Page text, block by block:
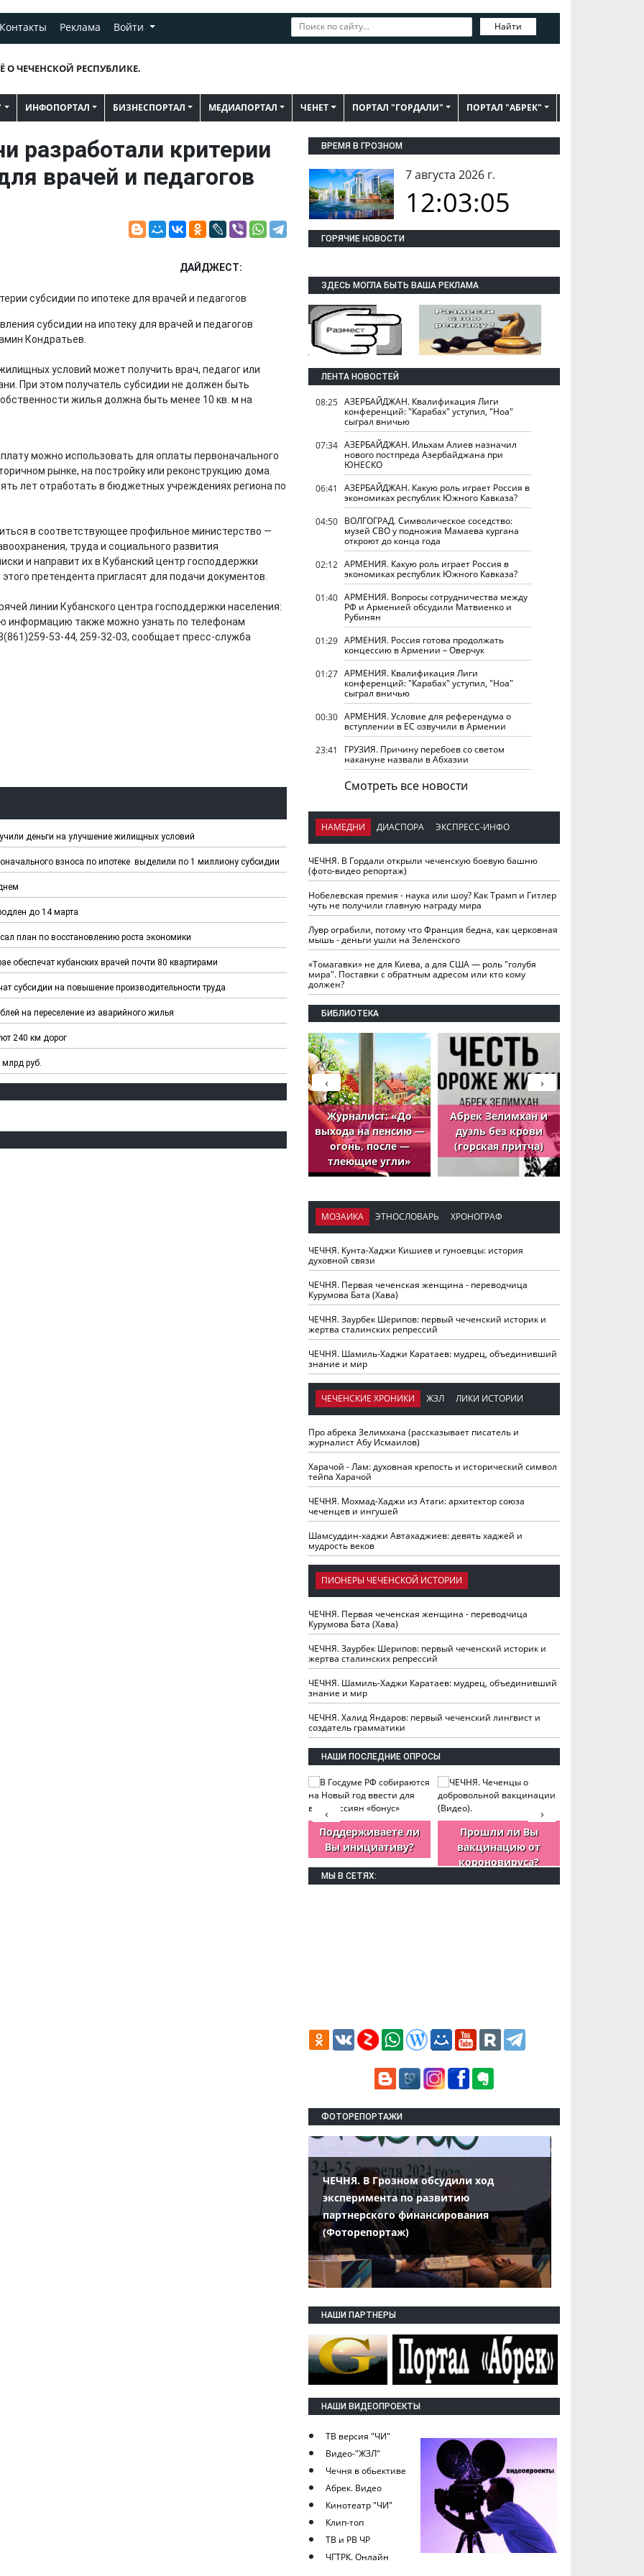
Контакты Реклама Войти Найти
О ЧЕЧЕНСКОЙ РЕСПУБЛИКЕ.
ИНФОПОРТАЛ БИЗНЕСПОРТАЛ МЕДИАПОРТАЛ ЧЕНЕТ ПОРТАЛ "ГОРДАЛИ" ПОРТАЛ "АБРЕК"
разработали критерии
врачей и педагогов
ДАЙДЖЕСТ:
субсидии на ипотеку для врачей и педагогов
Кондратьев.
условий может получить врач, педагог или
При этом получатель субсидии не должен быть
жилья должна быть менее 10 кв. м на
можно использовать для оплаты первоначального
рынке, на постройку или реконструкцию дома.
лет отработать в бюджетных учреждениях региона по
в соответствующее профильное министерство —
труда и социального развития
и направит их в Кубанский центр господдержки
претендента пригласят для подачи документов.
линии Кубанского центра господдержки населения:
информацию также можно узнать по телефонам
53-44, 259-32-03, сообщает пресс-служба
деньги на улучшение жилищных условий
взноса по ипотеке выделили по 1 миллиону субсидии
до 14 марта
план по восстановлению роста экономики
обеспечат кубанских врачей почти 80 квартирами
субсидии на повышение производительности труда
на переселение из аварийного жилья
240 км дорог
млрд руб.
ВРЕМЯ В ГРОЗНОМ
7 августа 2026 г.
12:03:06
ГОРЯЧИЕ НОВОСТИ
ЗДЕСЬ МОГЛА БЫТЬ ВАША РЕКЛАМА
ЛЕНТА НОВОСТЕЙ
08:25 АЗЕРБАЙДЖАН. Квалификация Лиги
конференций: "Карабах" уступил, "Ноа"
сыграл вничью
07:34 АЗЕРБАЙДЖАН. Ильхам Алиев назначил
нового постпреда Азербайджана при
ЮНЕСКО
06:41
АЗЕРБАЙДЖАН. Какую роль играет Россия в
экономиках республик Южного Кавказа?
04:50 ВОЛГОГРАД. Символическое соседство:
музей СВО у подножия Мамаева кургана
откроют до конца года
02:12 АРМЕНИЯ. Какую роль играет Россия в
экономиках республик Южного Кавказа?
01:40 АРМЕНИЯ. Вопросы сотрудничества между
РФ и Арменией обсудили Матвиенко и
Рубинян
01:29 АРМЕНИЯ. Россия готова продолжать
концессию в Армении – Оверчук
01:27 АРМЕНИЯ. Квалификация Лиги
конференций: "Карабах" уступил, "Ноа"
сыграл вничью
00:30 АРМЕНИЯ. Условие для референдума о
вступлении в ЕС озвучили в Армении
23:41
ГРУЗИЯ. Причину перебоев со светом
накануне назвали в Абхазии
Смотреть все новости
НАМЕДНИ ДИАСПОРА ЭКСПРЕСС-ИНФО
ЧЕЧНЯ. В Гордали открыли чеченскую боевую башню
(фото-видео репортаж)
Нобелевская премия - наука или шоу? Как Трамп и Гитлер
чуть не получили главную награду мира
Лувр ограбили, потому что Франция бедна, как церковная
мышь - деньги ушли на Зеленского
«Томагавки» не для Киева, а для США — роль "голубя
мира". Поставки с обратным адресом или кто кому
должен?
БИБЛИОТЕКА
илли
мурд - обарг Вара
Журналист: «До
выхода на пенсию —
огонь, после —
тлеющие угли»
Абрек Зелимхан и
дуэль без крови
(горская притча)
›
‹
МОЗАИКА ЭТНОСЛОВАРЬ ХРОНОГРАФ
ЧЕЧНЯ. Кунта-Хаджи Кишиев и гуноевцы: история
духовной связи
ЧЕЧНЯ. Первая чеченская женщина - переводчица
Курумова Бата (Хава)
ЧЕЧНЯ. Заурбек Шерипов: первый чеченский историк и
жертва сталинских репрессий
ЧЕЧНЯ. Шамиль-Хаджи Каратаев: мудрец, объединивший
знание и мир
ЧЕЧЕНСКИЕ ХРОНИКИ ЖЗЛ ЛИКИ ИСТОРИИ
Про абрека Зелимхана (рассказывает писатель и
журналист Абу Исмаилов)
Харачой - Лам: духовная крепость и исторический символ
тейпа Харачой
ЧЕЧНЯ. Мохмад-Хаджи из Атаги: архитектор союза
чеченцев и ингушей
Шамсуддин-хаджи Автахаджиев: девять хаджей и
мудрость веков
ПИОНЕРЫ ЧЕЧЕНСКОЙ ИСТОРИИ
ЧЕЧНЯ. Первая чеченская женщина - переводчица
Курумова Бата (Хава)
ЧЕЧНЯ. Заурбек Шерипов: первый чеченский историк и
жертва сталинских репрессий
ЧЕЧНЯ. Шамиль-Хаджи Каратаев: мудрец, объединивший
знание и мир
ЧЕЧНЯ. Халид Яндаров: первый чеченский лингвист и
создатель грамматики
НАШИ ПОСЛЕДНИЕ ОПРОСЫ
Поддерживаете ли
Вы инициативу?
Прошли ли Вы
вакцинацию от
короновируса?
›
‹
МЫ В СЕТЯХ:
ФОТОРЕПОРТАЖИ
ЧЕЧНЯ. В Грозном обсудили ход
эксперимента по развитию
партнерского финансирования
(Фоторепортаж)
НАШИ ПАРТНЕРЫ
НАШИ ВИДЕОПРОЕКТЫ
ТВ версия "ЧИ"
Видео-"ЖЗЛ"
Чечня в обьективе
Абрек. Видео
Кинотеатр "ЧИ"
Клип-топ
ТВ и РВ ЧР
ЧГТРК. Онлайн